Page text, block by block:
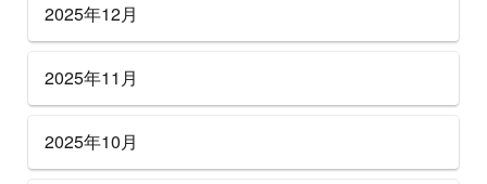
2025年12月
2025年11月
2025年10月